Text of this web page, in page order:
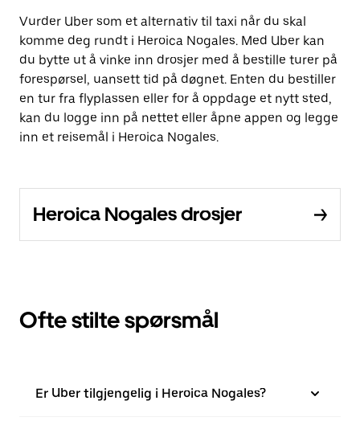
Vurder Uber som et alternativ til taxi når du skal
komme deg rundt i Heroica Nogales. Med Uber kan
du bytte ut å vinke inn drosjer med å bestille turer på
forespørsel, uansett tid på døgnet. Enten du bestiller
en tur fra flyplassen eller for å oppdage et nytt sted,
kan du logge inn på nettet eller åpne appen og legge
inn et reisemål i Heroica Nogales.
Heroica Nogales drosjer
Ofte stilte spørsmål
Er Uber tilgjengelig i Heroica Nogales?